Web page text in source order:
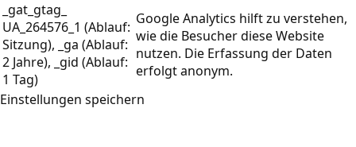
_gat_gtag_
UA_264576_1 (Ablauf:
Sitzung), _ga (Ablauf:
2 Jahre), _gid (Ablauf:
1 Tag)
Google Analytics hilft zu verstehen,
wie die Besucher diese Website
nutzen. Die Erfassung der Daten
erfolgt anonym.
Einstellungen speichern